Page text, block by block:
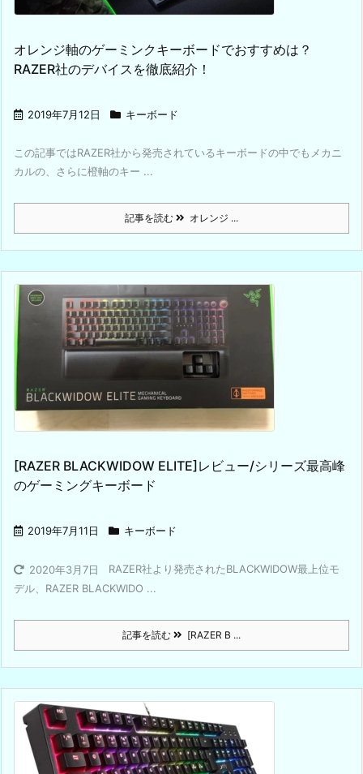
オレンジ軸のゲーミンクキーボードでおすすめは？
RAZER社のデバイスを徹底紹介！
2019年7月12日 キーボード
この記事ではRAZER社から発売されているキーボードの中でもメカニ
カルの、さらに橙軸のキー ...
記事を読む オレンジ ...
[RAZER BLACKWIDOW ELITE]レビュー/シリーズ最高峰
のゲーミングキーボード
2019年7月11日 キーボード
2020年3月7日
RAZER社より発売されたBLACKWIDOW最上位モ
デル、RAZER BLACKWIDO ...
記事を読む [RAZER B ...